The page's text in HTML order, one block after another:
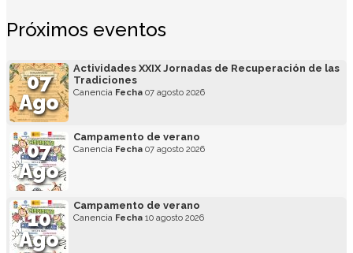
Próximos eventos
07
Ago
Actividades XXIX Jornadas de Recuperación de las
Tradiciones
Canencia Fecha 07 agosto 2026
07
Ago
Campamento de verano
Canencia Fecha 07 agosto 2026
10
Ago
Campamento de verano
Canencia Fecha 10 agosto 2026